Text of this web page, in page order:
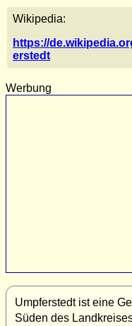
Wikipedia:
https://
erstedt
Werbung
Umpferstedt ist eine
Süden des